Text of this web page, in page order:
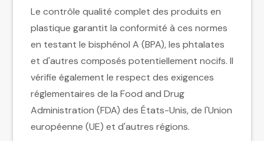
Le contrôle qualité complet des produits en
plastique garantit la conformité à ces normes
en testant le bisphénol A (BPA), les phtalates
et d'autres composés potentiellement nocifs. Il
vérifie également le respect des exigences
réglementaires de la Food and Drug
Administration (FDA) des États-Unis, de l'Union
européenne (UE) et d'autres régions.